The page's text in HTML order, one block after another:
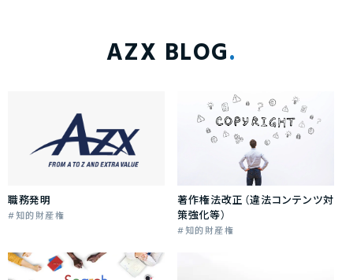
AZX BLOG
職務発明
知的財産権
著作権法改正（違法コンテンツ対
策強化等）
知的財産権